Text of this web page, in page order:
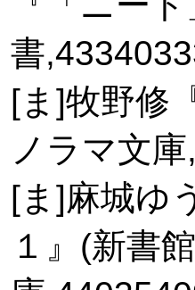
書
[ま]牧野修
ノラマ文
[ま]麻城ゆ
１』(新書